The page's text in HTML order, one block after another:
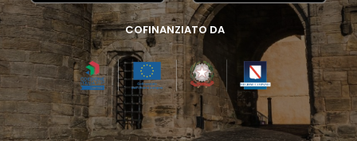
COFINANZIATO DA